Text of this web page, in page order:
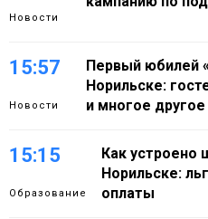
Новости
15:57
Новости
Первый юбилей
Норильске:
и многое другое
15:15
Образование
Как устроено
Норильске:
оплаты